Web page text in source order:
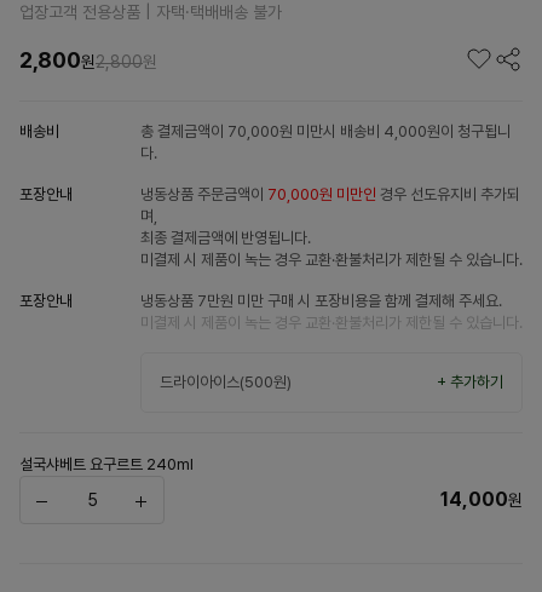
업장고객 전용상품 | 자택·택배배송 불가
2,800원2,800원
배송비
총 결제금액이 70,000원 미만시 배송비 4,000원이 청구됩니
다.
포장안내 냉동상품 주문금액이 70,000원 미만인 경우 선도유지비 추가되
며,
최종 결제금액에 반영됩니다.
미결제 시 제품이 녹는 경우 교환·환불처리가 제한될 수 있습니다.
포장안내
냉동상품 7만원 미만 구매 시 포장비용을 함께 결제해 주세요.
미결제 시 제품이 녹는 경우 교환·환불처리가 제한될 수 있습니다.
드라이아이스(500원) + 추가하기
설국샤베트 요구르트 240ml
14,000원